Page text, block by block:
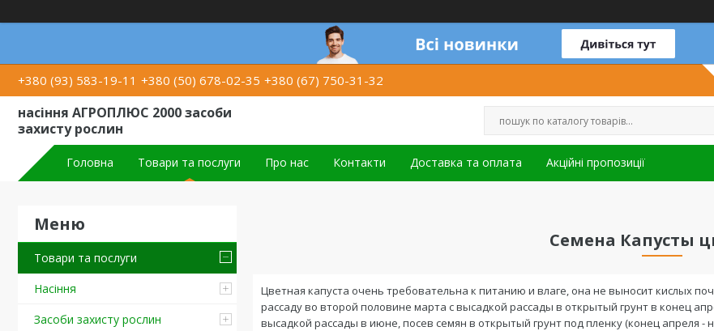
+380 (93) 583-19-11 +380 (50) 678-02-35 +380 (67) 750-31-32
насіння АГРОПЛЮС 2000 засоби
захисту рослин
Головна Товари та послуги Про нас Контакти Доставка та оплата Акційні пропозиції
Товари та послуги
Насіння
Засоби захисту рослин
Семена Капусты
Цветная капуста очень требовательна к питанию и влаге, она не выносит кислых
рассаду во второй половине марта с высадкой рассады в открытый грунт в конец
высадкой рассады в июне, посев семян в открытый грунт под пленку (конец апреля -